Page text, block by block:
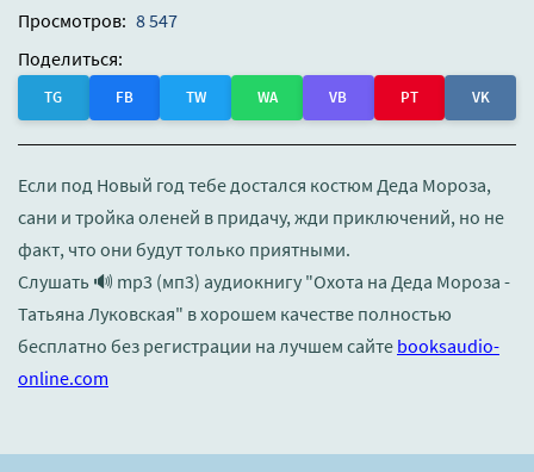
Просмотров: 8 547
Поделиться:
TG FB TW WA VB PT VK
Если под Новый год тебе достался костюм Деда Мороза,
сани и тройка оленей в придачу, жди приключений, но не
факт, что они будут только приятными.
Слушать 🔊 mp3 (мп3) аудиокнигу "Охота на Деда Мороза -
Татьяна Луковская" в хорошем качестве полностью
бесплатно без регистрации на лучшем сайте booksaudio-
online.com